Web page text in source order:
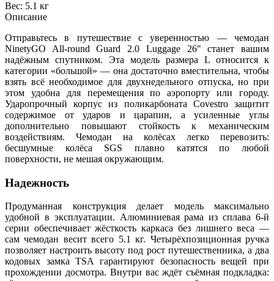
Вес: 5.1 кг
Описание
Отправьтесь в путешествие с уверенностью — чемодан
NinetyGO All‑round Guard 2.0 Luggage 26" станет вашим
надёжным спутником. Эта модель размера L относится к
категории «большой» — она достаточно вместительна, чтобы
взять всё необходимое для двухнедельного отпуска, но при
этом удобна для перемещения по аэропорту или городу.
Ударопрочный корпус из поликарбоната Covestro защитит
содержимое от ударов и царапин, а усиленные углы
дополнительно повышают стойкость к механическим
воздействиям. Чемодан на колёсах легко перевозить:
бесшумные колёса SGS плавно катятся по любой
поверхности, не мешая окружающим.
Надежность
Продуманная конструкция делает модель максимально
удобной в эксплуатации. Алюминиевая рама из сплава 6‑й
серии обеспечивает жёсткость каркаса без лишнего веса —
сам чемодан весит всего 5.1 кг. Четырёхпозиционная ручка
позволяет настроить высоту под рост путешественника, а два
кодовых замка TSA гарантируют безопасность вещей при
прохождении досмотра. Внутри вас ждёт съёмная подкладка: